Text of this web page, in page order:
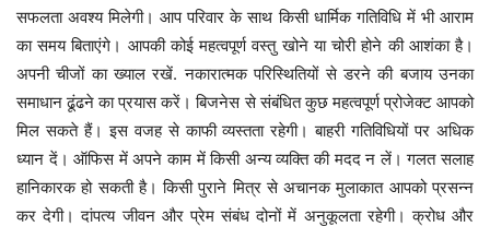
सफलता अवश्य मिलेगी। आप परिवार के साथ किसी धार्मिक गतिविधि में भी आराम
का समय बिताएंगे। आपकी कोई महत्वपूर्ण वस्तु खोने या चोरी होने की आशंका है।
अपनी चीजों का ख्याल रखें. नकारात्मक परिस्थितियों से डरने की बजाय उनका
समाधान ढूंढने का प्रयास करें। बिजनेस से संबंधित कुछ महत्वपूर्ण प्रोजेक्ट आपको
मिल सकते हैं। इस वजह से काफी व्यस्तता रहेगी। बाहरी गतिविधियों पर अधिक
ध्यान दें। ऑफिस में अपने काम में किसी अन्य व्यक्ति की मदद न लें। गलत सलाह
हानिकारक हो सकती है। किसी पुराने मित्र से अचानक मुलाकात आपको प्रसन्न
कर देगी। दांपत्य जीवन और प्रेम संबंध दोनों में अनुकूलता रहेगी। क्रोध और